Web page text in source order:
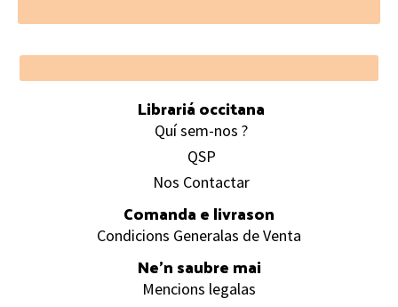
Footer
Librariá occitana
Quí sem-nos ?
QSP
Nos Contactar
Comanda e livrason
Condicions Generalas de Venta
Ne’n saubre mai
Mencions legalas